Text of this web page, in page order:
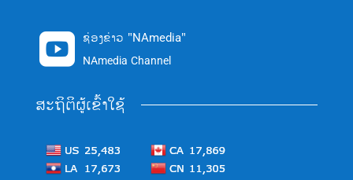
 ຊ່ອງຂ່າວ "NAmedia"
NAmedia Channel
ສະຖິຕິຜູ້ເຂົ້າໃຊ້